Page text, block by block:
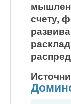
счету,